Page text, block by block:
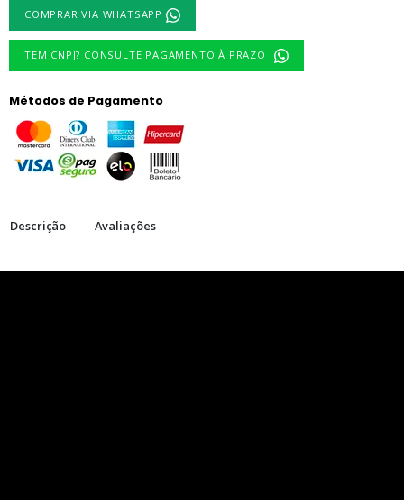
COMPRAR VIA WHATSAPP
TEM CNPJ? CONSULTE PAGAMENTO À PRAZO
Métodos de Pagamento
Descrição Avaliações